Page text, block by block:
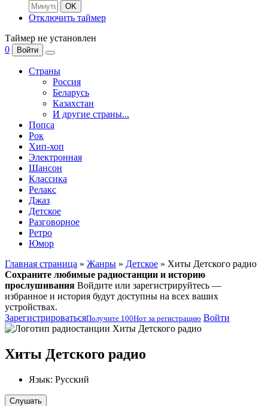
OK
Отключить таймер
Таймер не установлен
0
Войти
Страны
Россия
Беларусь
Казахстан
И другие страны...
Попса
Рок
Хип-хоп
Электронная
Шансон
Классика
Релакс
Джаз
Детское
Разговорное
Ретро
Юмор
Главная страница » Жанры » Детское » Хиты Детского радио
Сохраните любимые радиостанции и историю
прослушивания Войдите или зарегистрируйтесь —
избранное и история будут доступны на всех ваших
устройствах.
ЗарегистрироватьсяПолучите 100Нот за регистрацию Войти
Хиты Детского радио
Язык: Русский
Слушать